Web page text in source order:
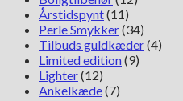
Årstidspynt(11)
Perle Smykker(34)
Tilbuds guldkæder(4)
Limited edition(9)
Lighter(12)
Ankelkæde(7)